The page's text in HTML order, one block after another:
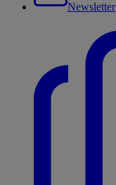
Newsletter